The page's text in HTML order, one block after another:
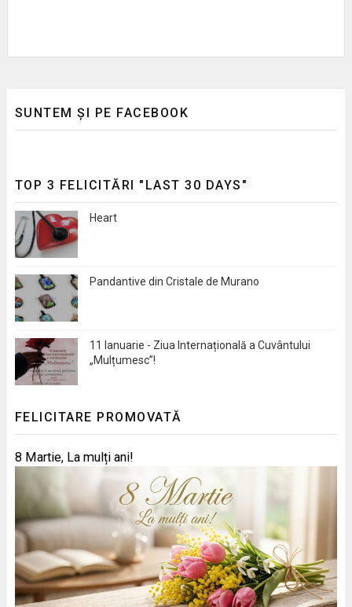
SUNTEM ȘI PE FACEBOOK
TOP 3 FELICITĂRI "LAST 30 DAYS"
Heart
Pandantive din Cristale de Murano
11 Ianuarie - Ziua Internațională a Cuvântului
„Mulțumesc”!
FELICITARE PROMOVATĂ
8 Martie, La mulți ani!